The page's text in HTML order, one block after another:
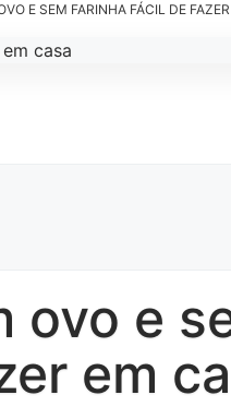
E SEM FARINHA FÁCIL DE
ovo e
em